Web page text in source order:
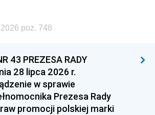
poz. 748
43 PREZESA RADY
28 lipca 2026 r.
w sprawie
Prezesa Rady
promocji polskiej marki